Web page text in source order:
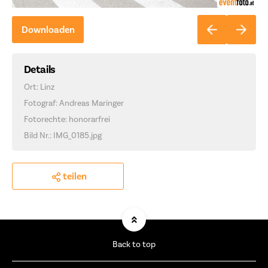
Downloaden
Details
Ort: Linz
Fotograf: Andreas Maringer
Fotorechte: honorarfrei
Bild Nr.: IMG_0185.jpg
teilen
Back to top